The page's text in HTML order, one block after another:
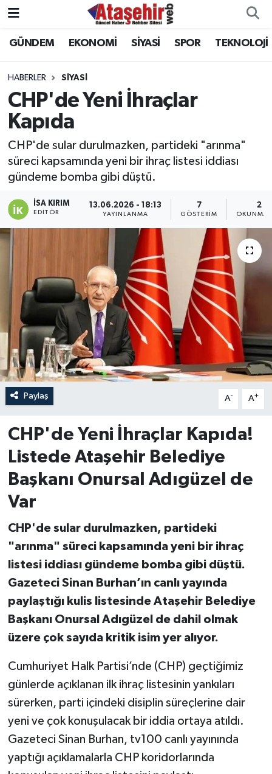
GÜNDEM EKONOMİ SİYASİ SPOR TEKNOLOJİ
HABERLER SİYASİ
CHP'de Yeni İhraçlar
Kapıda
CHP'de sular durulmazken, partideki "arınma"
süreci kapsamında yeni bir ihraç listesi iddiası
gündeme bomba gibi düştü.
İSA KIRIM
EDITÖR
13.06.2026 - 18:13
YAYINLANMA
7
GÖSTERIM
2
OKUNMA
Paylaş A- A+
CHP'de Yeni İhraçlar Kapıda!
Listede Ataşehir Belediye
Başkanı Onursal Adıgüzel de
Var
CHP'de sular durulmazken, partideki
"arınma" süreci kapsamında yeni bir ihraç
listesi iddiası gündeme bomba gibi düştü.
Gazeteci Sinan Burhan’ın canlı yayında
paylaştığı kulis listesinde Ataşehir Belediye
Başkanı Onursal Adıgüzel de dahil olmak
üzere çok sayıda kritik isim yer alıyor.
Cumhuriyet Halk Partisi’nde (CHP) geçtiğimiz
günlerde açıklanan ilk ihraç listesinin yankıları
sürerken, parti içindeki disiplin süreçlerine dair
yeni ve çok konuşulacak bir iddia ortaya atıldı.
Gazeteci Sinan Burhan, tv100 canlı yayınında
yaptığı açıklamalarla CHP koridorlarında
Hava Durumu
Trafik Durumu
Süper Lig Puan Durumu ve Fikstür
Tüm Manşetler
Son Dakika Haberleri
Haber Arşivi